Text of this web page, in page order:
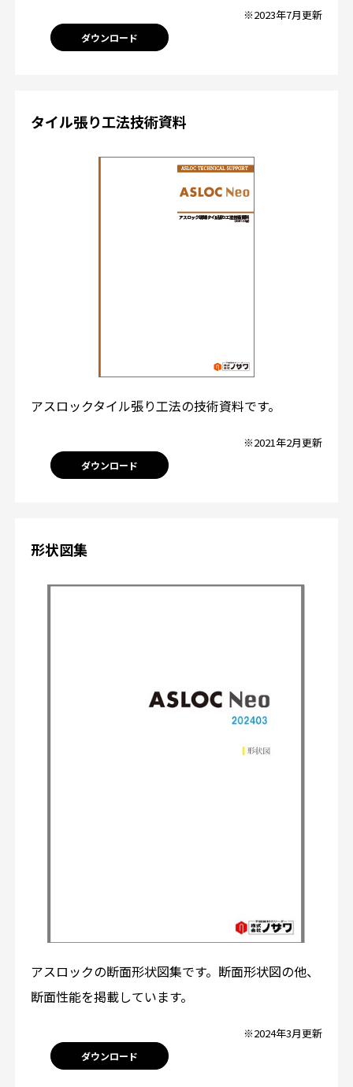
※2023年7月更新
ダウンロード
タイル張り工法技術資料
アスロックタイル張り工法の技術資料です。
※2021年2月更新
ダウンロード
形状図集
アスロックの断面形状図集です。断面形状図の他、
断面性能を掲載しています。
※2024年3月更新
ダウンロード